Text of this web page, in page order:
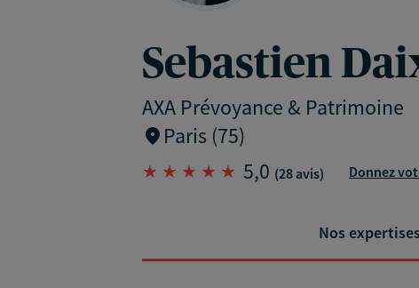
Sebastien
AXA Prévoyance & Patrimoine
Paris (75)
5,0 (28 avis) Donnez
Nos expertises